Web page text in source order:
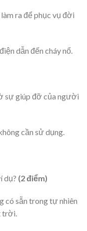
ra để phục vụ đời
dẫn đến cháy nổ.
sự giúp đỡ của người
cần sử dụng.
dụ? (2điểm)
sẵn trong tự nhiên
trời.